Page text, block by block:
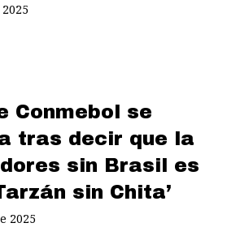
Conmebol se
tras decir que la
sin Brasil es
sin Chita’
2025